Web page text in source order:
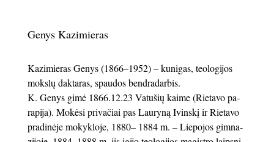
Genys Kazimieras
Kazimieras Genys (1866–1952) – ku­ni­gas, teologijos
mokslų daktaras, spaudos bendradarbis.
K. Genys gi­mė 1866.12.23 Va­tu­šių kai­me (Rie­ta­vo pa­
ra­pi­ja). Mo­kė­si pri­va­čiai pas Lau­ry­ną Ivins­kį ir Rie­ta­vo
pra­di­nė­je mo­kyk­lo­je, 1880– 1884 m. – Lie­po­jos gim­na­